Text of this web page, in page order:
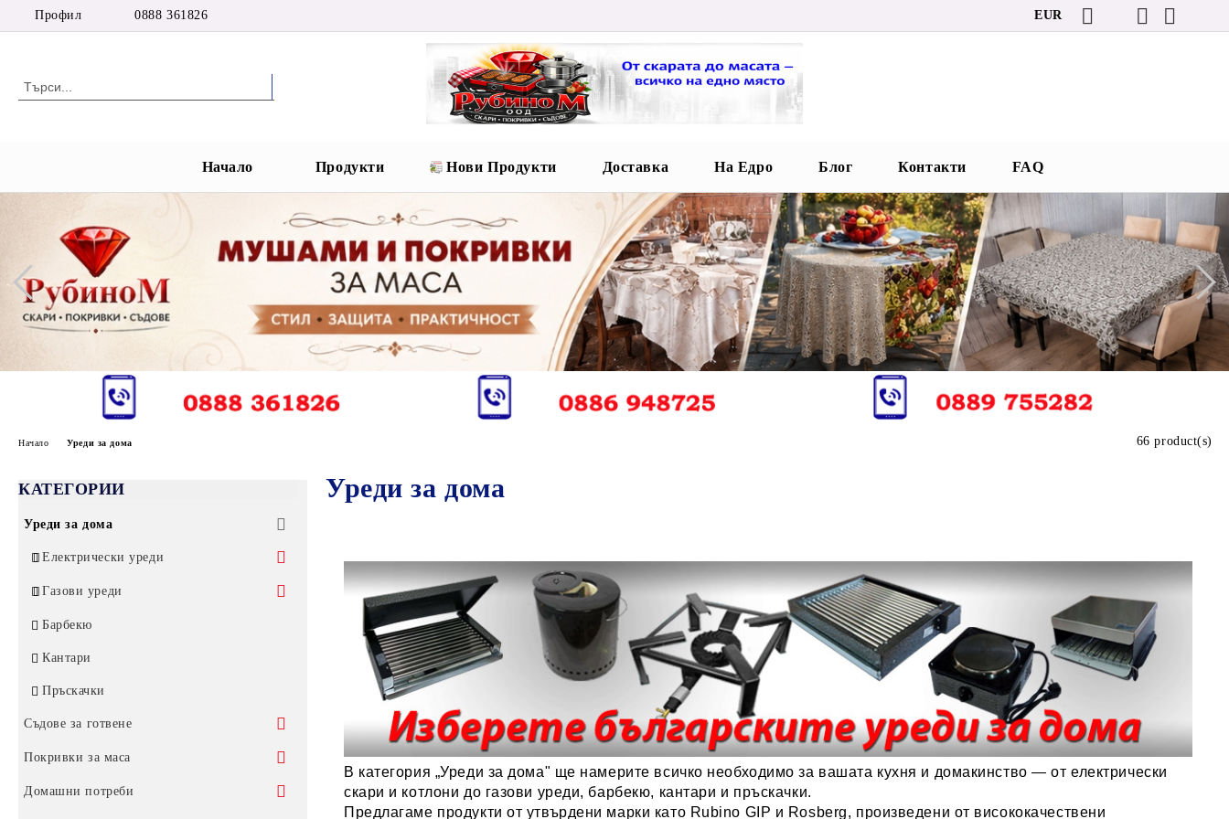
Профил 0888 361826 EUR
Начало Продукти Нови Продукти Доставка На Едро Блог Контакти FAQ
КАТЕГОРИИ
Уреди за дома
Електрически уреди
Електрически скари
Готварски печки
Електрически кани
Тостери и сандвич преси
Бързовари
Сокоизтисквачки
Газови уреди
Газови котлони без защита
Газови котлони за открито
Други газови изделия
Барбекю
Кантари
Пръскачки
Съдове за готвене
Тенджери
Неръждаеми тенджери
Тигани
Покривки за маса
Покривки от плат
Домашни потреби
Начало Уреди за дома
Уреди за дома
В категория „Уреди за дома" ще намерите всичко необходимо за вашата кухня и домакинство — от електрически
скари и котлони до газови уреди, барбекю, кантари и пръскачки.
Предлагаме продукти от утвърдени марки като Rubino GIP и Rosberg, произведени от висококачествени
66 product(s)